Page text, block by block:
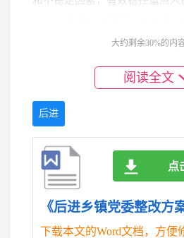
会稳定的问题进行重点排查。做
漏一事、不漏一人。对排查出的
对有可能引发群体性上访，或有
和隐患，组织相关人员密切关注
现、及时上报、及时到位、及
萌芽状态。
三、优化综治环境，筑牢
（责任人：x，完成时限：
1.坚持问题导向。以“真心
大约剩余30%的内
阅读全文
后进
《后进乡镇党委整改方
下载本文的Word文档，方便
点